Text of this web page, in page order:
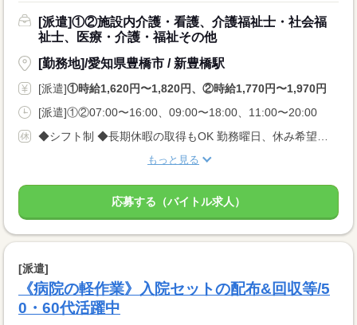
[派遣]①②施設内介護・看護、介護福祉士・社会福
祉士、医療・介護・福祉その他
[勤務地]/愛知県豊橋市 / 新豊橋駅
[派遣]①時給1,620円〜1,820円、②時給1,770円〜1,970円
[派遣]①②07:00〜16:00、09:00〜18:00、11:00〜20:00
◆シフト制 ◆長期休暇の取得もOK 勤務曜日、休み希望はお気軽にご相談ください。 やむを得ない急なお休みにも理解のある職場です。
もっと見る
応募する（バイトル求人）
[派遣]
《病院の軽作業》入院セットの配布&回収等/5
0・60代活躍中